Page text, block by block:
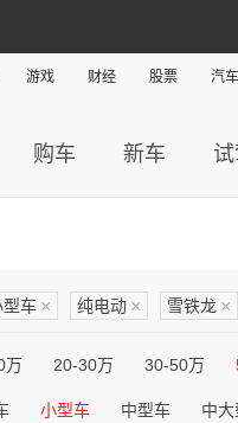
游戏 财经 股票 汽车
购车 新车
型车 × 纯电动 × 雪铁龙 ×
万 20-30万 30-50万
小型车 中型车 中